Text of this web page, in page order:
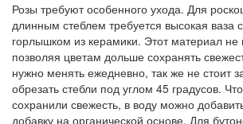
Розы требуют особенного ухода. Для
длинным стеблем требуется высокая ваза
горлышком из керамики. Этот материал не
позволяя цветам дольше сохранять
нужно менять ежедневно, так же не стоит
обрезать стебли под углом 45 градусов.
сохранили свежесть, в воду можно
добавку на органической основе. Для